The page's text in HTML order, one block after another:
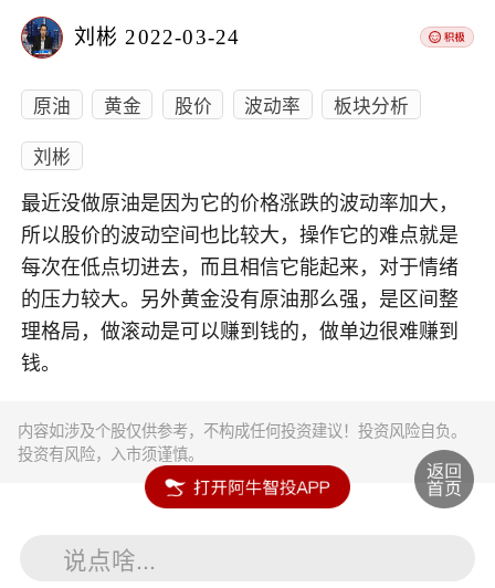
刘彬 2022-03-24
原油 黄金 股价 波动率
板块分析
刘彬
最近没做原油是因为它的价格涨跌的波动率加大，
所以股价的波动空间也比较大，操作它的难点就是
每次在低点切进去，而且相信它能起来，对于情绪
的压力较大。另外黄金没有原油那么强，是区间整
理格局，做滚动是可以赚到钱的，做单边很难赚到
钱。
内容如涉及个股仅供参考，不构成任何投资建议！投资风险自负。
投资有风险，入市须谨慎。
说点啥...